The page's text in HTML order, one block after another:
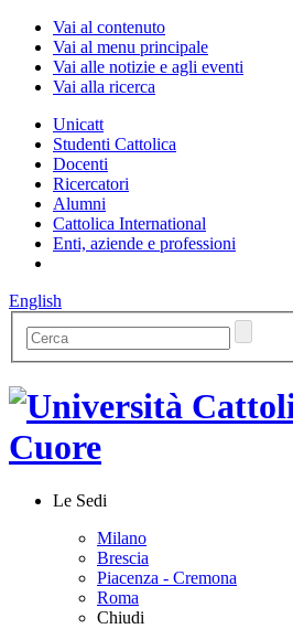
Vai al contenuto
Vai al menu principale
Vai alle notizie e agli eventi
Vai alla ricerca
Unicatt
Studenti Cattolica
Docenti
Ricercatori
Alumni
Cattolica International
Enti, aziende e professioni
English
Le Sedi
Milano
Brescia
Piacenza - Cremona
Roma
Chiudi